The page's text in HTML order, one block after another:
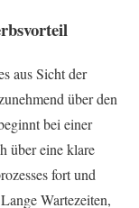
aus Sicht der
über den
bei einer
über eine klare
fort und
Wartezeiten,